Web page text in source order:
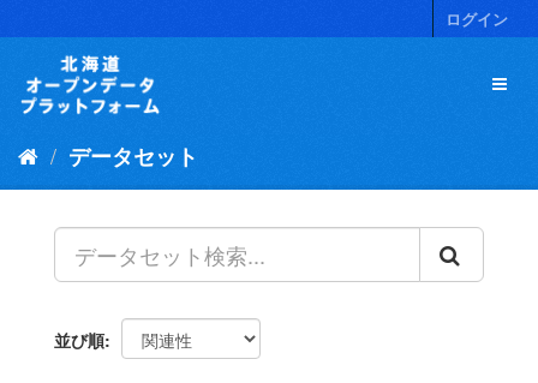
キ
ログイン
データセット
並び順